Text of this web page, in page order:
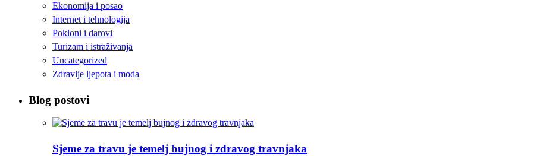
Ekonomija i posao
Internet i tehnologija
Pokloni i darovi
Turizam i istraživanja
Uncategorized
Zdravlje ljepota i moda
Blog postovi
Sjeme za travu je temelj bujnog i zdravog travnjaka